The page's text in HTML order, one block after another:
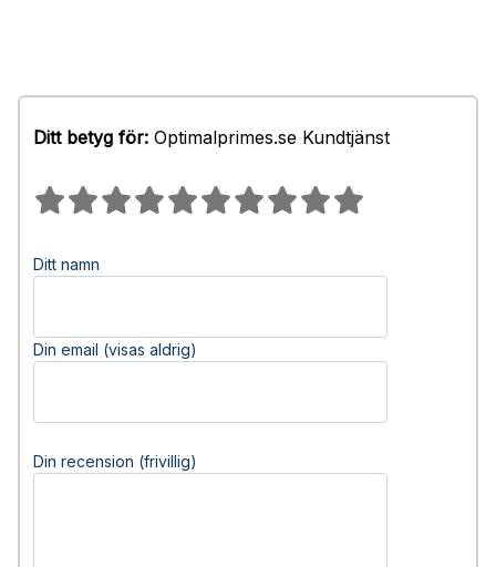
Ditt betyg för: Optimalprimes.se Kundtjänst
Ditt namn
Din email (visas aldrig)
Din recension (frivillig)